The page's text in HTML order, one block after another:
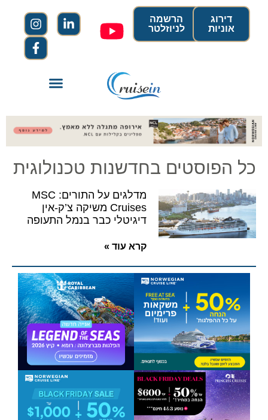
הרשמה
לניוזלטר
דירוג
אוניות
כל הפוסטים בחדשנות טכנולוגית
מדלגים על התורים: MSC
Cruises משיקה צ’ק-אין
דיגיטלי כבר בנמל התעופה
קרא עוד »